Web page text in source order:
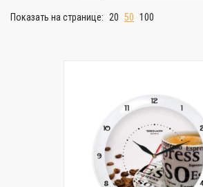
Показать на странице: 20 50 100